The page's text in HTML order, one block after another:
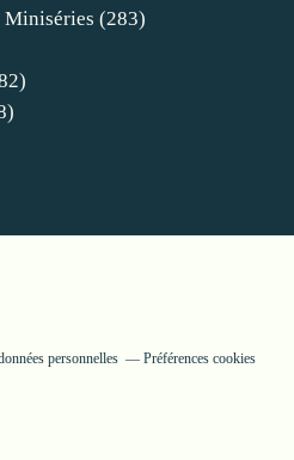
Miniséries (283)
personnelles Préférences cookies